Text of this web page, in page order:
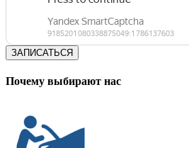
ЗАПИСАТЬСЯ
Почему выбирают нас